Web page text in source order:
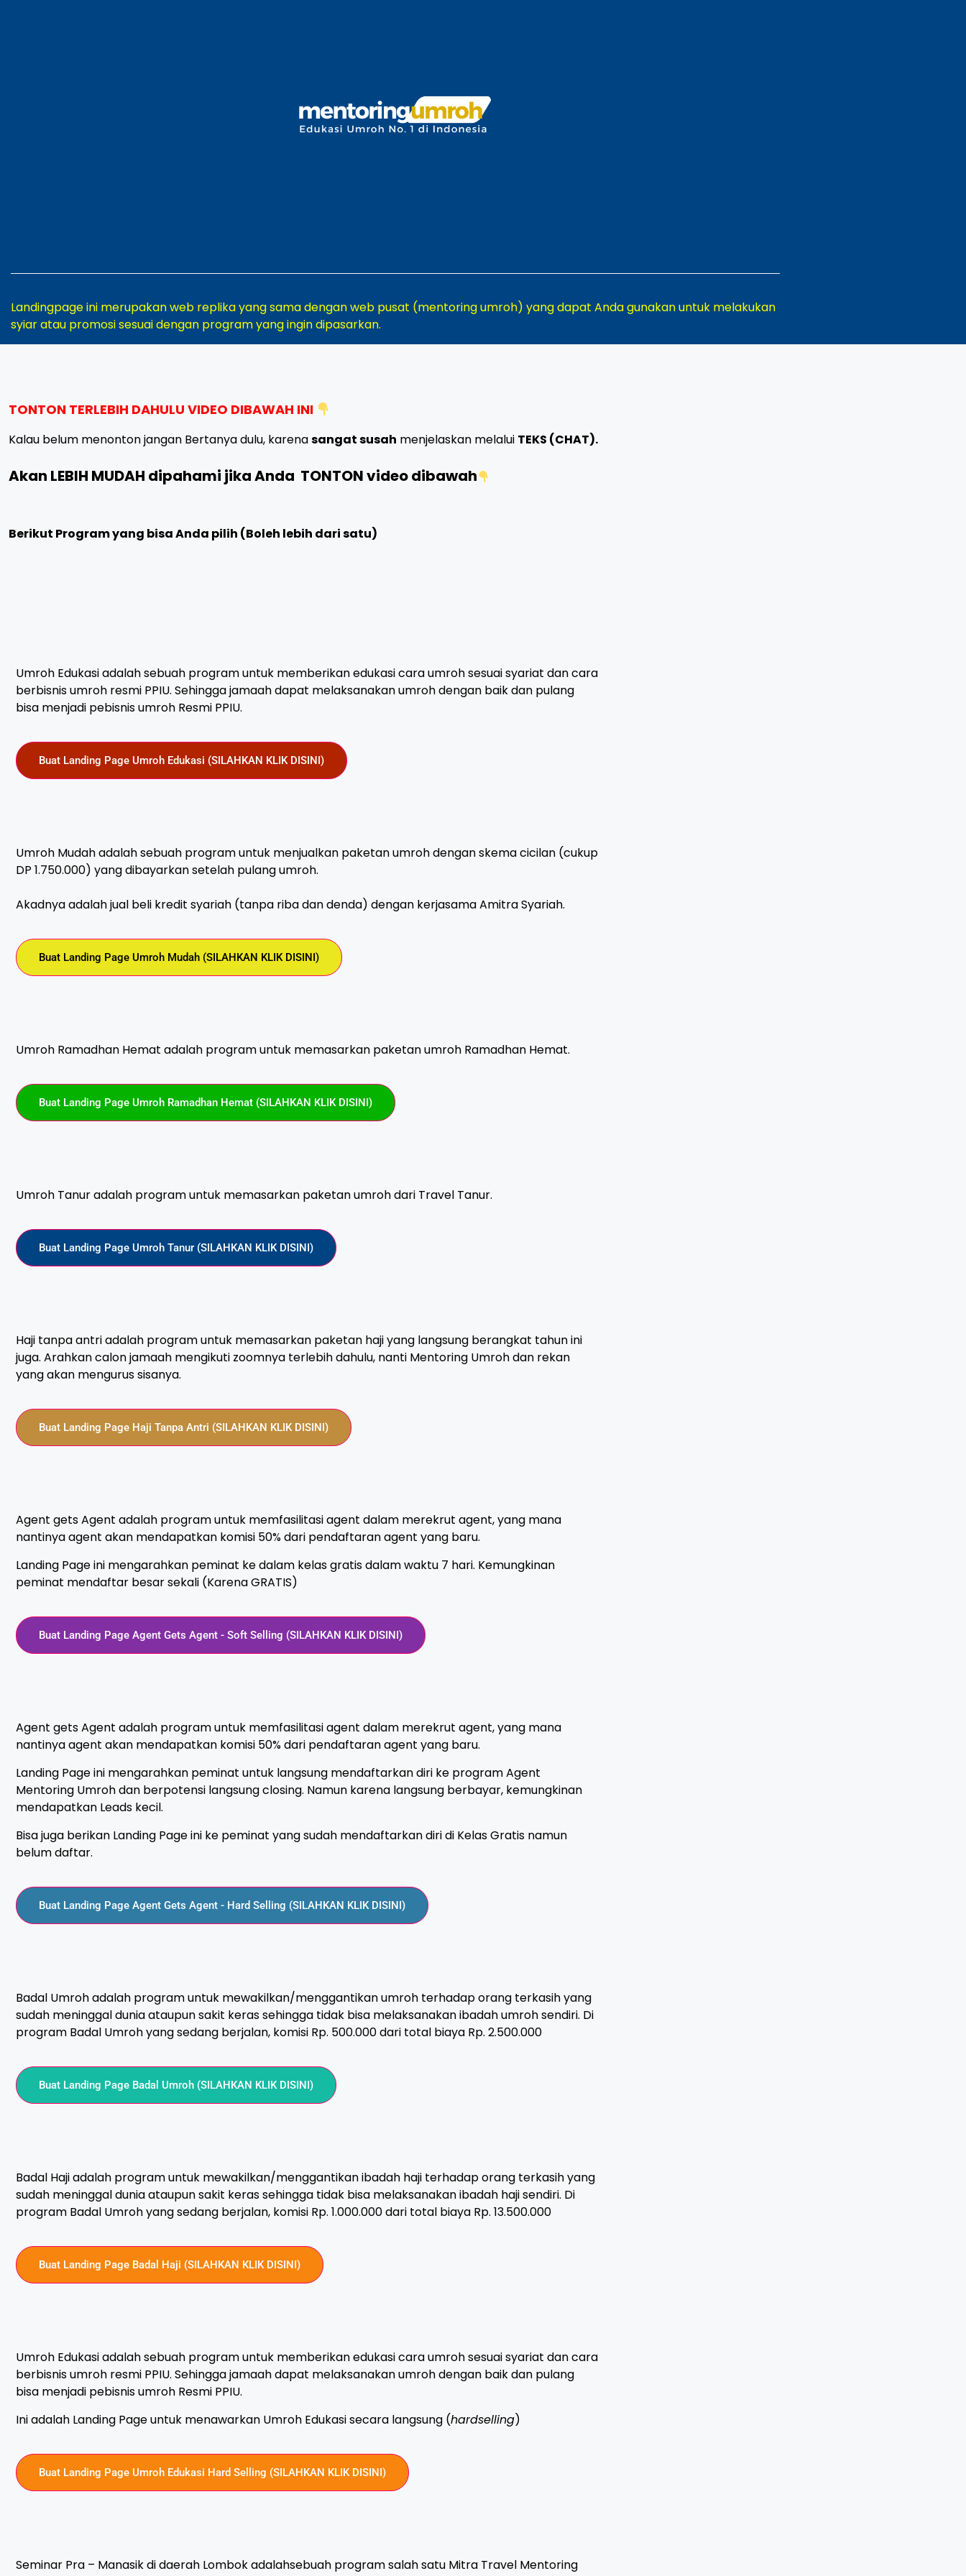
Landingpage ini merupakan web replika yang sama dengan web pusat (mentoring umroh) yang dapat Anda gunakan untuk melakukan
syiar atau promosi sesuai dengan program yang ingin dipasarkan.
TONTON TERLEBIH DAHULU VIDEO DIBAWAH INI
Kalau belum menonton jangan Bertanya dulu, karenasangat susah menjelaskan melalui TEKS (CHAT).
Akan LEBIH MUDAH dipahami jika Anda TONTON video dibawah
Berikut Program yang bisa Anda pilih (Boleh lebih dari satu)
Umroh Edukasi adalah sebuah program untuk memberikan edukasi cara umroh sesuai syariat dan cara
berbisnis umroh resmi PPIU. Sehingga jamaah dapat melaksanakan umroh dengan baik dan pulang
bisa menjadi pebisnis umroh Resmi PPIU.
Buat Landing Page Umroh Edukasi (SILAHKAN KLIK DISINI)
Umroh Mudah adalah sebuah program untuk menjualkan paketan umroh dengan skema cicilan (cukup
DP 1.750.000) yang dibayarkan setelah pulang umroh.
Akadnya adalah jual beli kredit syariah (tanpa riba dan denda) dengan kerjasama Amitra Syariah.
Buat Landing Page Umroh Mudah (SILAHKAN KLIK DISINI)
Umroh Ramadhan Hemat adalah program untuk memasarkan paketan umroh Ramadhan Hemat.
Buat Landing Page Umroh Ramadhan Hemat (SILAHKAN KLIK DISINI)
Umroh Tanur adalah program untuk memasarkan paketan umroh dari Travel Tanur.
Buat Landing Page Umroh Tanur (SILAHKAN KLIK DISINI)
Haji tanpa antri adalah program untuk memasarkan paketan haji yang langsung berangkat tahun ini
juga. Arahkan calon jamaah mengikuti zoomnya terlebih dahulu, nanti Mentoring Umroh dan rekan
yang akan mengurus sisanya.
Buat Landing Page Haji Tanpa Antri (SILAHKAN KLIK DISINI)
Agent gets Agent adalah program untuk memfasilitasi agent dalam merekrut agent, yang mana
nantinya agent akan mendapatkan komisi 50% dari pendaftaran agent yang baru.
Landing Page ini mengarahkan peminat ke dalam kelas gratis dalam waktu 7 hari. Kemungkinan
peminat mendaftar besar sekali (Karena GRATIS)
Buat Landing Page Agent Gets Agent - Soft Selling (SILAHKAN KLIK DISINI)
Agent gets Agent adalah program untuk memfasilitasi agent dalam merekrut agent, yang mana
nantinya agent akan mendapatkan komisi 50% dari pendaftaran agent yang baru.
Landing Page ini mengarahkan peminat untuk langsung mendaftarkan diri ke program Agent
Mentoring Umroh dan berpotensi langsung closing. Namun karena langsung berbayar, kemungkinan
mendapatkan Leads kecil.
Bisa juga berikan Landing Page ini ke peminat yang sudah mendaftarkan diri di Kelas Gratis namun
belum daftar.
Buat Landing Page Agent Gets Agent - Hard Selling (SILAHKAN KLIK DISINI)
Badal Umroh adalah program untuk mewakilkan/menggantikan umroh terhadap orang terkasih yang
sudah meninggal dunia ataupun sakit keras sehingga tidak bisa melaksanakan ibadah umroh sendiri. Di
program Badal Umroh yang sedang berjalan, komisi Rp. 500.000 dari total biaya Rp. 2.500.000
Buat Landing Page Badal Umroh (SILAHKAN KLIK DISINI)
Badal Haji adalah program untuk mewakilkan/menggantikan ibadah haji terhadap orang terkasih yang
sudah meninggal dunia ataupun sakit keras sehingga tidak bisa melaksanakan ibadah haji sendiri. Di
program Badal Umroh yang sedang berjalan, komisi Rp. 1.000.000 dari total biaya Rp. 13.500.000
Buat Landing Page Badal Haji (SILAHKAN KLIK DISINI)
Umroh Edukasi adalah sebuah program untuk memberikan edukasi cara umroh sesuai syariat dan cara
berbisnis umroh resmi PPIU. Sehingga jamaah dapat melaksanakan umroh dengan baik dan pulang
bisa menjadi pebisnis umroh Resmi PPIU.
Ini adalah Landing Page untuk menawarkan Umroh Edukasi secara langsung (hardselling)
Buat Landing Page Umroh Edukasi Hard Selling (SILAHKAN KLIK DISINI)
Seminar Pra – Manasik di daerah Lombok adalahsebuah program salah satu Mitra Travel Mentoring